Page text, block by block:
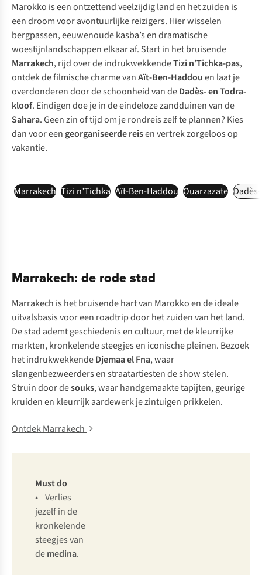
Marokko is een ontzettend veelzijdig land en het zuiden is
een droom voor avontuurlijke reizigers. Hier wisselen
bergpassen, eeuwenoude kasba’s en dramatische
woestijnlandschappen elkaar af. Start in het bruisende
Marrakech, rijd over de indrukwekkendeTizi n’Tichka-pas,
ontdek de filmische charme vanAït-Ben-Haddouen laat je
overdonderen door de schoonheid van deDadès- en Todra-
kloof. Eindigen doe je in de eindeloze zandduinen van de
Sahara. Geen zin of tijd om je rondreis zelf te plannen? Kies
dan voor een georganiseerde reisen vertrek zorgeloos op
vakantie.
Marrakech Tizi n’Tichka Aït-Ben-Haddou Ouarzazate
Marrakech: de rode stad
Marrakech is het bruisende hart van Marokko en de ideale
uitvalsbasis voor een roadtrip door het zuiden van het land.
De stad ademt geschiedenis en cultuur, met de kleurrijke
markten, kronkelende steegjes en iconische pleinen. Bezoek
het indrukwekkendeDjemaa el Fna, waar
slangenbezweerders en straatartiesten de show stelen.
Struin door desouks, waar handgemaakte tapijten, geurige
kruiden en kleurrijk aardewerk je zintuigen prikkelen.
Ontdek Marrakech
Must do
• Verlies
jezelf in de
kronkelende
steegjes van
demedina.